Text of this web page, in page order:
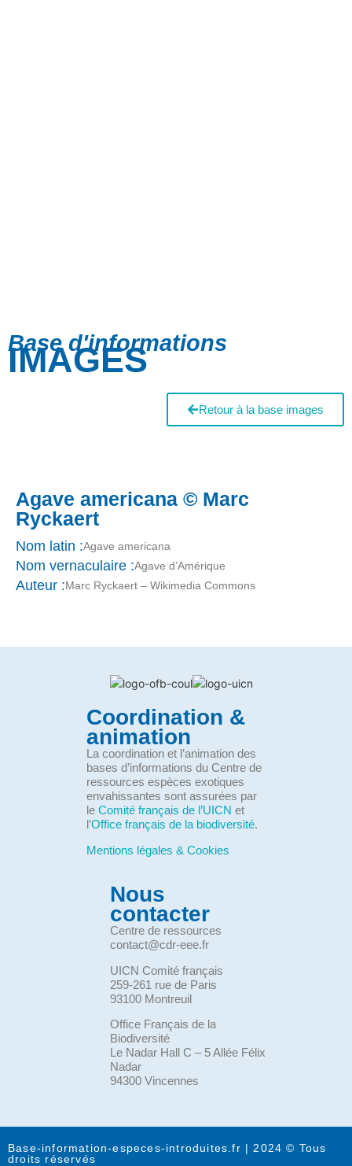
Base d'informations
IMAGES
Retour à la base images
Agave americana © Marc
Ryckaert
Nom latin :Agave americana
Nom vernaculaire :Agave d’Amérique
Auteur :Marc Ryckaert – Wikimedia Commons
Coordination &
animation
La coordination et l’animation des
bases d’informations du Centre de
ressources espèces exotiques
envahissantes sont assurées par
le Comité français de l’UICN et
l’Office français de la biodiversité.
Mentions légales & Cookies
Nous
contacter
Centre de ressources
contact@cdr-eee.fr
UICN Comité français
259-261 rue de Paris
93100 Montreuil
Office Français de la
Biodiversité
Le Nadar Hall C – 5 Allée Félix
Nadar
94300 Vincennes
Base-information-especes-introduites.fr | 2024 © Tous
droits réservés